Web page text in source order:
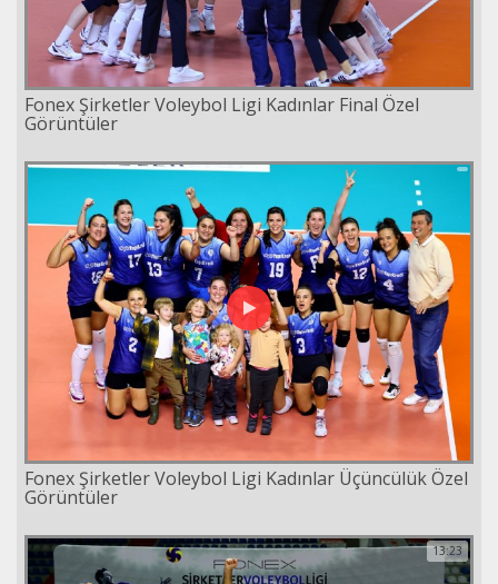
Fonex Şirketler Voleybol Ligi Kadınlar Final Özel
Görüntüler
Fonex Şirketler Voleybol Ligi Kadınlar Üçüncülük Özel
Görüntüler
13:23